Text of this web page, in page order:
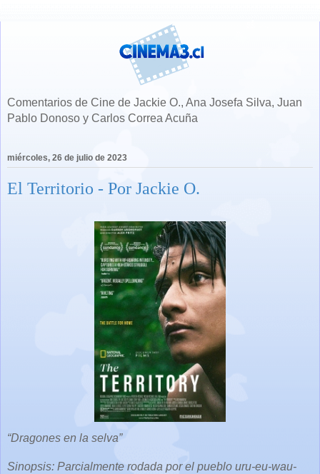
Comentarios de Cine de Jackie O., Ana Josefa Silva, Juan
Pablo Donoso y Carlos Correa Acuña
miércoles, 26 de julio de 2023
El Territorio - Por Jackie O.
“Dragones en la selva”
Sinopsis: Parcialmente rodada por el pueblo uru-eu-wau-